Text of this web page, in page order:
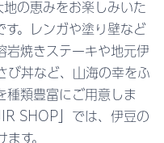
地の恵みをお楽しみいた
す。レンガや塗り壁など
岩焼きステーキや地元伊
び丼など、山海の幸をふ
種類豊富にご用意しま
SHOP」 では、伊豆の
す。